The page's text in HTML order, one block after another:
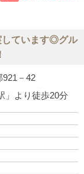
しています◎グル
921－42
」より徒歩20分